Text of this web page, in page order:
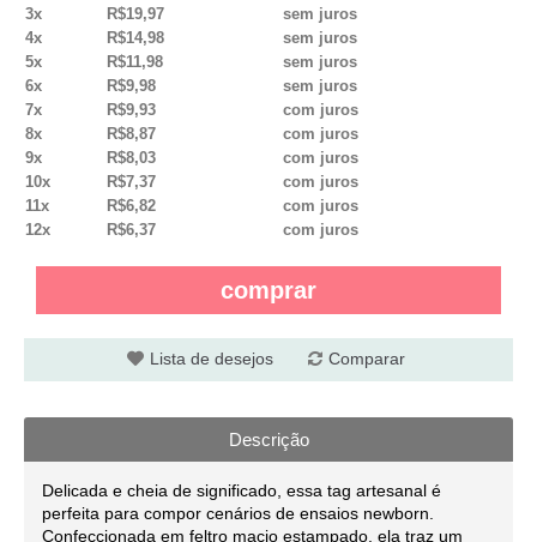
3x
R$19,97
sem juros
4x
R$14,98
sem juros
5x
R$11,98
sem juros
6x
R$9,98
sem juros
7x
R$9,93
com juros
8x
R$8,87
com juros
9x
R$8,03
com juros
10x
R$7,37
com juros
11x
R$6,82
com juros
12x
R$6,37 com juros
comprar
Lista de desejos Comparar
Descrição
Delicada e cheia de significado, essa tag artesanal é
perfeita para compor cenários de ensaios newborn.
Confeccionada em feltro macio estampado, ela traz um